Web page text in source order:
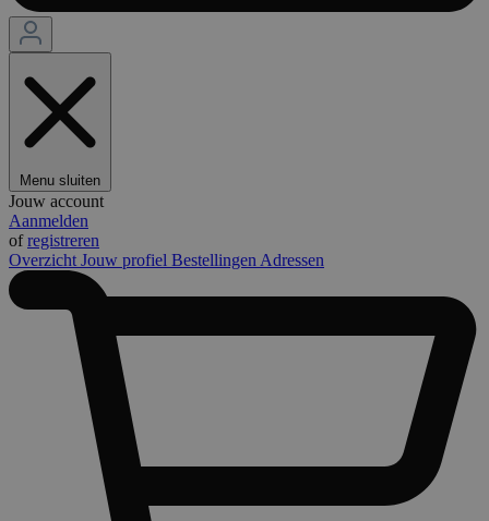
Menu sluiten
Jouw account
Aanmelden
ofregistreren
Overzicht Jouw profiel Bestellingen Adressen